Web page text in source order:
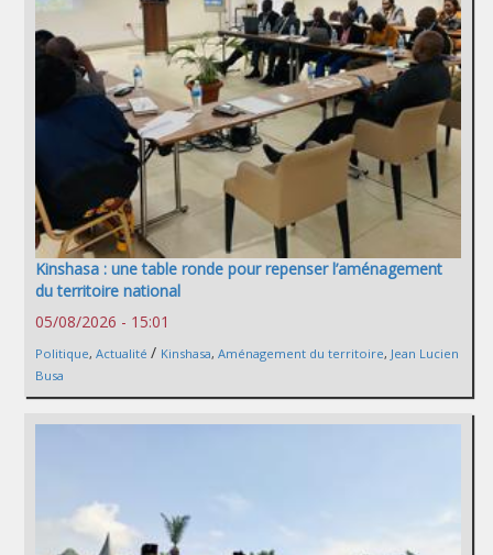
Kinshasa : une table ronde pour repenser l’aménagement
du territoire national
05/08/2026 - 15:01
Politique, Actualité / Kinshasa, Aménagement du territoire, Jean Lucien
Busa